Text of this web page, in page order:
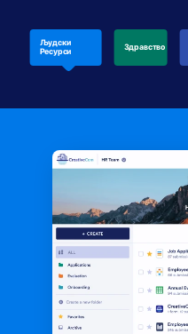
Људски
Ресурси
Здравство